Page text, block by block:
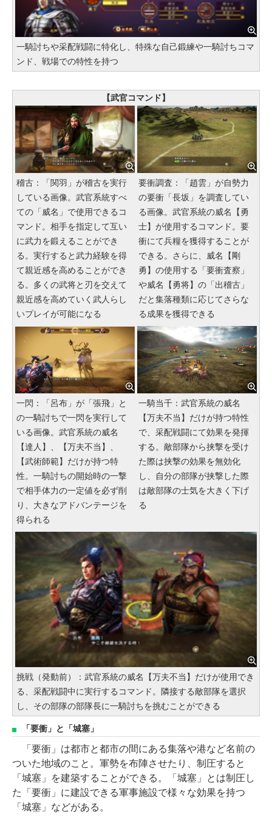
一騎討ちや采配戦闘に特化し、特殊な自己鍛練や一騎討ちコマ
ンド、戦場での特性を持つ
【武官コマンド】
稽古：「関羽」が稽古を実行
している画像。武官系統すべ
ての「威名」で使用できるコ
マンド。相手を指定して互い
に武力を鍛えることができ
る。実行すると武力経験を得
て親近感を高めることができ
る。多くの武将と刃を交えて
親近感を高めていく武人らし
いプレイが可能になる
要衝調査：「趙雲」が自勢力
の要衝「長坂」を調査してい
る画像。武官系統の威名【勇
士】が使用するコマンド。要
衝にて兵糧を獲得することが
できる。さらに、威名【剛
勇】の使用する「要衝査察」
や威名【勇将】の「出稽古」
だと集落種類に応じてさらな
る成果を獲得できる
一閃：「呂布」が「張飛」と
の一騎討ちで一閃を実行して
いる画像。武官系統の威名
【達人】、【万夫不当】、
【武術師範】だけが持つ特
性。一騎討ちの開始時の一撃
で相手体力の一定値を必ず削
り、大きなアドバンテージを
得られる
一騎当千：武官系統の威名
【万夫不当】だけが持つ特性
で、采配戦闘にて効果を発揮
する。敵部隊から挟撃を受け
た際は挟撃の効果を無効化
し、自分の部隊が挟撃した際
は敵部隊の士気を大きく下げ
る
挑戦（発動前）：武官系統の威名【万夫不当】だけが使用でき
る、采配戦闘中に実行するコマンド。隣接する敵部隊を選択
し、その部隊の部隊長に一騎討ちを挑むことができる
「要衝」と「城塞」
「要衝」は都市と都市の間にある集落や港など名前の
ついた地域のこと。軍勢を布陣させたり、制圧すると
「城塞」を建築することができる。「城塞」とは制圧し
た「要衝」に建設できる軍事施設で様々な効果を持つ
「城塞」などがある。